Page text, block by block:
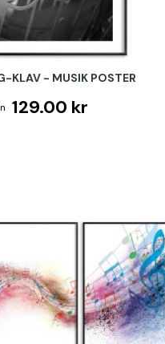
KLAV - MUSIK POSTER
129.00 kr